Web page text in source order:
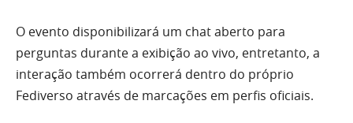
O evento disponibilizará um chat aberto para
perguntas durante a exibição ao vivo, entretanto, a
interação também ocorrerá dentro do próprio
Fediverso através de marcações em perfis oficiais.